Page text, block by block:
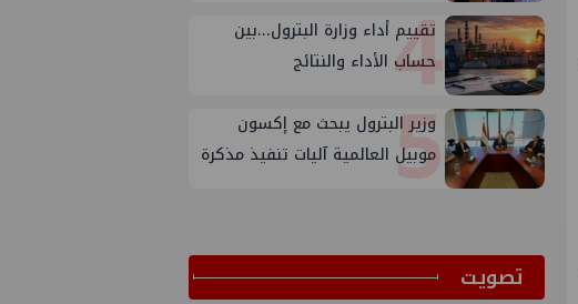
4
تقييم أداء وزارة البترول...بين
حساب الأداء والنتائج
5
وزير البترول يبحث مع إكسون
موبيل العالمية آليات تنفيذ مذكرة
ﺗﺼﻮﻳﺖ